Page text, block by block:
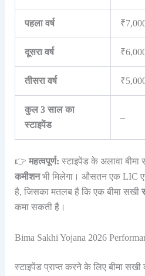
पहला वर्ष
दूसरा वर्ष
तीसरा वर्ष
कुल 3 साल का
स्टाइपेंड
–
👉 महत्वपूर्ण: स्टाइपेंड के अलावा बीमा
कमीशनभी मिलेगा। औसतन एक LIC
है, जिसका मतलब है कि एक बीमा सखी
कमा सकती है।
Bima Sakhi Yojana 2026
स्टाइपेंड प्राप्त करने के लिए बीमा सखी